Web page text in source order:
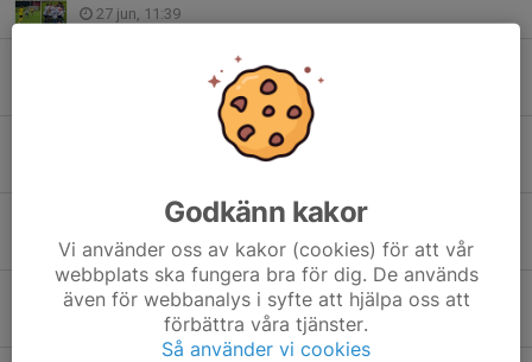
27 jun, 11:39
Ändrad träningstid – tisdag
Träningen inställd torsdag
Hudik Cup - sista dagen
14 jun, 16:05
Hudik Cup fortsätter
13 jun, 22:16
Godkänn kakor
Vi använder oss av kakor (cookies) för att vår
webbplats ska fungera bra för dig. De används
även för webbanalys i syfte att hjälpa oss att
förbättra våra tjänster.
Så använder vi cookies